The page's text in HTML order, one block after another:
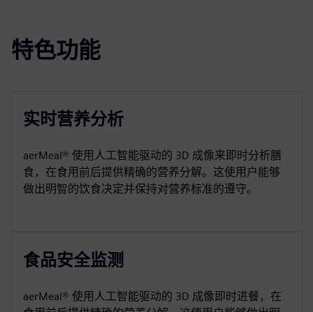
特色功能
实时营养分析
aerMeal® 使用人工智能驱动的 3D 成像来即时分析膳
食，在食用前后提供精确的营养分解。这使用户能够
做出明智的饮食决定并保持对营养标准的遵守。
食品安全监测
aerMeal® 使用人工智能驱动的 3D 成像即时进餐，在